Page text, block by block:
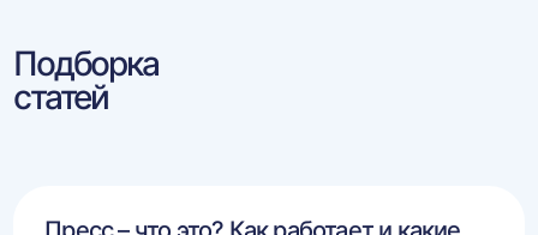
Подборка
статей